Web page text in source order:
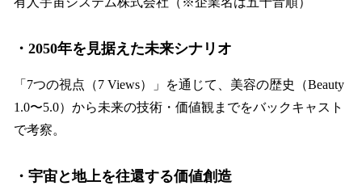
・2050年を見据えた未来シナリオ
「7つの視点（7 Views）」を通じて、美容の歴史（Beauty
1.0〜5.0）から未来の技術・価値観までをバックキャスト
で考察。
・宇宙と地上を往還する価値創造